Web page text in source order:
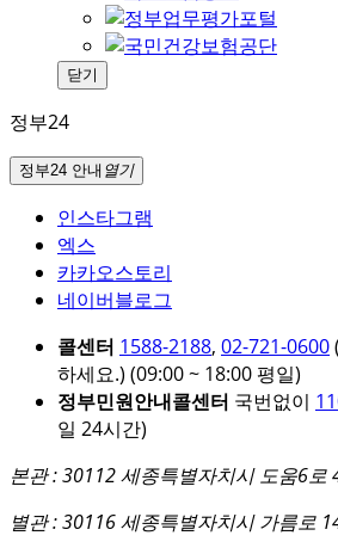
닫기
정부24
정부24 안내 열기
인스타그램
엑스
카카오스토리
네이버블로그
콜센터 1588-2188, 02-721-0600
하세요.) (09:00 ~ 18:00 평일)
정부민원안내콜센터 국번없이
일 24시간)
본관 : 30112 세종특별자치시 도움6로
별관 : 30116 세종특별자치시 가름로